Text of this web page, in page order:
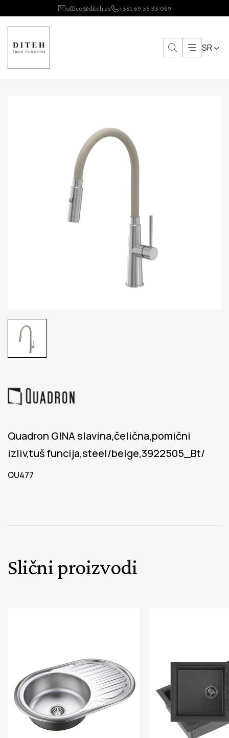
office@diteh.rs +381 69 55 33 069
SR
Quadron GINA slavina,čelična,pomični
izliv,tuš funcija,steel/beige,3922505_Bt/
QU477
Slični proizvodi